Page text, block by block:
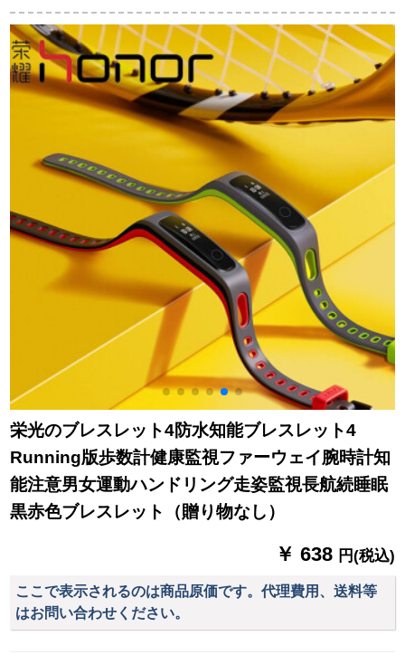
多运动モアドブラー
ー、心拍血酸素円ス
クリーン全触控运动
计划スパーリングリ
ングジップ睡眠监视
カメレオン防水カメ
レオン防水
バード5は、ユニバー
ドの交换多彩な个性
的なスタイルのリフ
ァンドを装备しまし
た。
栄光のブレスレット4防水知能ブレスレット4
Running版歩数計健康監視ファーウェイ腕時計知
能注意男女運動ハンドリング走姿監視長航続睡眠
黒赤色ブレスレット（贈り物なし）
￥ 638 円(税込)
ここで表示されるのは商品原価です。代理費用、送料等
はお問い合わせください。